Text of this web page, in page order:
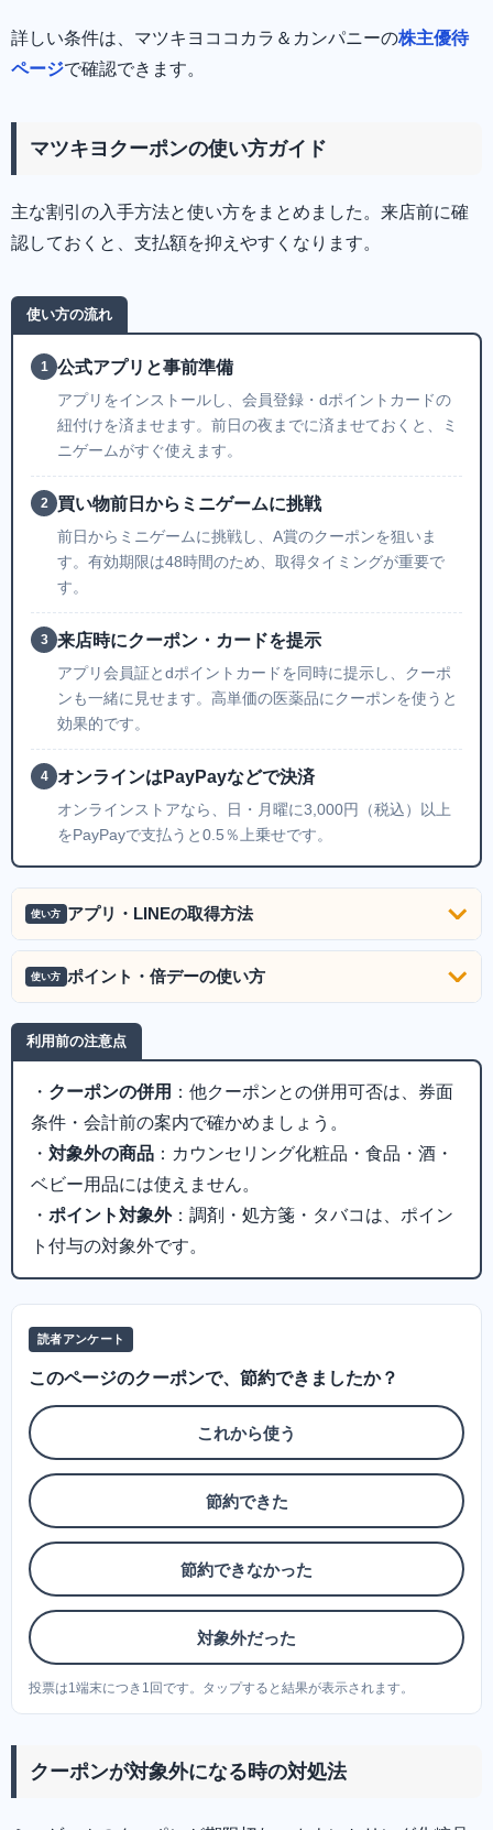
詳しい条件は、マツキヨココカラ＆カンパニーの株主優待
ページで確認できます。
マツキヨクーポンの使い方ガイド
主な割引の入手方法と使い方をまとめました。来店前に確
認しておくと、支払額を抑えやすくなります。
使い方の流れ
1 公式アプリと事前準備
アプリをインストールし、会員登録・dポイントカードの
紐付けを済ませます。前日の夜までに済ませておくと、ミ
ニゲームがすぐ使えます。
2 買い物前日からミニゲームに挑戦
前日からミニゲームに挑戦し、A賞のクーポンを狙いま
す。有効期限は48時間のため、取得タイミングが重要で
す。
3 来店時にクーポン・カードを提示
アプリ会員証とdポイントカードを同時に提示し、クーポ
ンも一緒に見せます。高単価の医薬品にクーポンを使うと
効果的です。
4 オンラインはPayPayなどで決済
オンラインストアなら、日・月曜に3,000円（税込）以上
をPayPayで支払うと0.5％上乗せです。
使い方 アプリ・LINEの取得方法
使い方 ポイント・倍デーの使い方
利用前の注意点
・ クーポンの併用 ：他クーポンとの併用可否は、券面
条件・会計前の案内で確かめましょう。
・ 対象外の商品 ：カウンセリング化粧品・食品・酒・
ベビー用品には使えません。
・ ポイント対象外：調剤・処方箋・タバコは、ポイン
ト付与の対象外です。
読者アンケート
このページのクーポンで、節約できましたか？
これから使う
節約できた
節約できなかった
対象外だった
投票は1端末につき1回です。タップすると結果が表示されます。
クーポンが対象外になる時の対処法